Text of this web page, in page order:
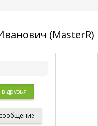
(MasterR)
друзья
сообщение